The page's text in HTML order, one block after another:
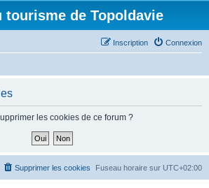
tourisme de Topoldavie
Connexion
Inscription
les cookies de ce forum ?
Fuseau horaire sur UTC+02:00
Supprimer les cookies